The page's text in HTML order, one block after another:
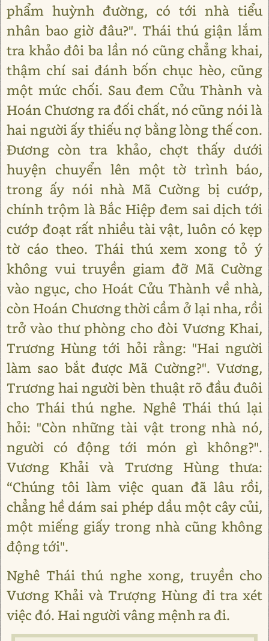
phẩm huỳnh đường, có tới nhà tiểu
nhân bao giờ đâu?". Thái thú giận lắm
tra khảo đôi ba lần nó cũng chẳng khai,
thậm chí sai đánh bốn chục hèo, cũng
một mức chối. Sau đem Cửu Thành và
Hoán Chương ra đối chất, nó cũng nói là
hai người ấy thiếu nợ bằng lòng thế con.
Đương còn tra khảo, chợt thấy dưới
huyện chuyển lên một tờ trình báo,
trong ấy nói nhà Mã Cường bị cướp,
chính trộm là Bắc Hiệp đem sai dịch tới
cướp đoạt rất nhiều tài vật, luôn có kẹp
tờ cáo theo. Thái thú xem xong tỏ ý
không vui truyền giam đỡ Mã Cường
vào ngục, cho Hoát Cửu Thành về nhà,
còn Hoán Chương thời cầm ở lại nha, rồi
trở vào thư phòng cho đòi Vương Khai,
Trương Hùng tới hỏi rằng: "Hai người
làm sao bắt được Mã Cường?". Vương,
Trương hai người bèn thuật rõ đầu đuôi
cho Thái thú nghe. Nghê Thái thú lại
hỏi: "Còn những tài vật trong nhà nó,
người có động tới món gì không?".
Vương Khải và Trương Hùng thưa:
“Chúng tôi làm việc quan đã lâu rồi,
chẳng hề dám sai phép dầu một cây củi,
một miếng giấy trong nhà cũng không
động tới".
Nghê Thái thú nghe xong, truyền cho
Vương Khải và Trượng Hùng đi tra xét
việc đó. Hai người vâng mệnh ra đi.